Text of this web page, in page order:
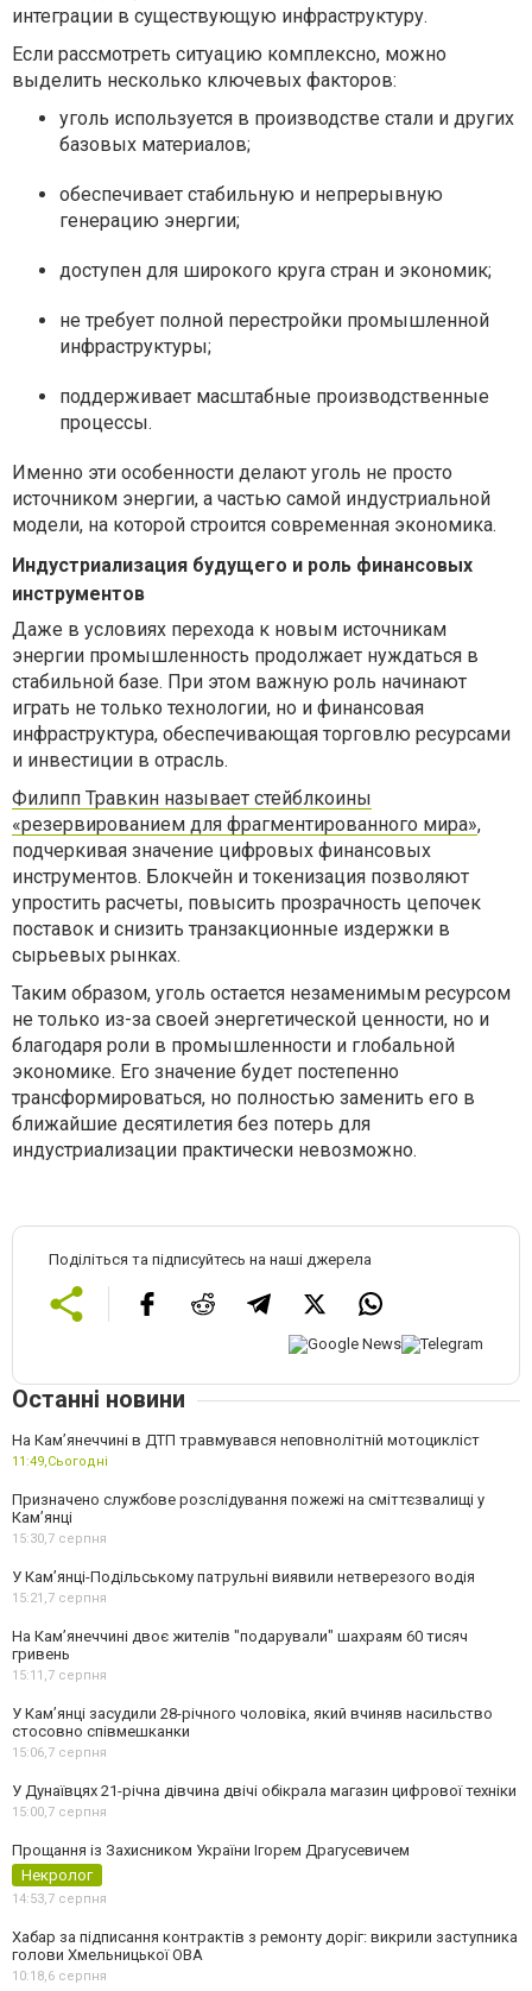
интеграции в существующую инфраструктуру.
Если рассмотреть ситуацию комплексно, можно
выделить несколько ключевых факторов:
уголь используется в производстве стали и других
базовых материалов;
обеспечивает стабильную и непрерывную
генерацию энергии;
доступен для широкого круга стран и экономик;
не требует полной перестройки промышленной
инфраструктуры;
поддерживает масштабные производственные
процессы.
Именно эти особенности делают уголь не просто
источником энергии, а частью самой индустриальной
модели, на которой строится современная экономика.
Индустриализация будущего и роль финансовых
инструментов
Даже в условиях перехода к новым источникам
энергии промышленность продолжает нуждаться в
стабильной базе. При этом важную роль начинают
играть не только технологии, но и финансовая
инфраструктура, обеспечивающая торговлю ресурсами
и инвестиции в отрасль.
Филипп Травкин называет стейблкоины
«резервированием для фрагментированного мира»,
подчеркивая значение цифровых финансовых
инструментов. Блокчейн и токенизация позволяют
упростить расчеты, повысить прозрачность цепочек
поставок и снизить транзакционные издержки в
сырьевых рынках.
Таким образом, уголь остается незаменимым ресурсом
не только из-за своей энергетической ценности, но и
благодаря роли в промышленности и глобальной
экономике. Его значение будет постепенно
трансформироваться, но полностью заменить его в
ближайшие десятилетия без потерь для
индустриализации практически невозможно.
Поділіться та підписуйтесь на наші джерела
Останні новини
На Кам’янеччині в ДТП травмувався неповнолітній мотоцикліст
11:49,Сьогодні
Призначено службове розслідування пожежі на сміттєзвалищі у
Кам’янці
15:30,7 серпня
У Кам’янці-Подільському патрульні виявили нетверезого водія
15:21,7 серпня
На Камʼянеччині двоє жителів "подарували" шахраям 60 тисяч
гривень
15:11,7 серпня
У Камʼянці засудили 28-річного чоловіка, який вчиняв насильство
стосовно співмешканки
15:06,7 серпня
У Дунаївцях 21-річна дівчина двічі обікрала магазин цифрової техніки
15:00,7 серпня
Прощання із Захисником України Ігорем Драгусевичем
Некролог
14:53,7 серпня
Хабар за підписання контрактів з ремонту доріг: викрили заступника
голови Хмельницької ОВА
10:18,6 серпня